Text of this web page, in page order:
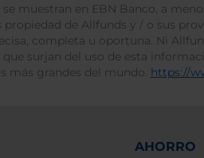
se muestran en EBN Banco, a
propiedad de Allfunds y / o sus
completa u oportuna. Ni
que surjan del uso de esta
más grandes del mundo. https://
AHORRO